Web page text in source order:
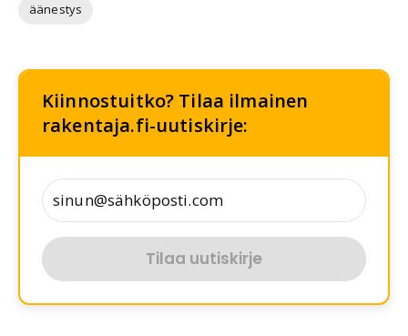
äänestys
Kiinnostuitko? Tilaa ilmainen
rakentaja.fi-uutiskirje:
Tilaa uutiskirje